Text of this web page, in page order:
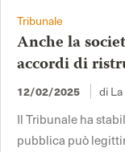
Tribunale
Anche la
accordi di
12/02/2025 di
Il Tribunale ha
pubblica può